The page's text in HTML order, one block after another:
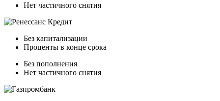
Нет частичного снятия
Без капитализации
Проценты в конце срока
Без пополнения
Нет частичного снятия